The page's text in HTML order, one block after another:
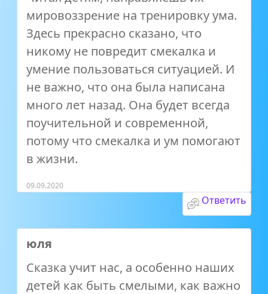
мировоззрение на тренировку ума.
Здесь прекрасно сказано, что
никому не повредит смекалка и
умение пользоваться ситуацией. И
не важно, что она была написана
много лет назад. Она будет всегда
поучительной и современной,
потому что смекалка и ум помогают
в жизни.
09.09.2020
Ответить
юля
Сказка учит нас, а особенно наших
детей как быть смелыми, как важно